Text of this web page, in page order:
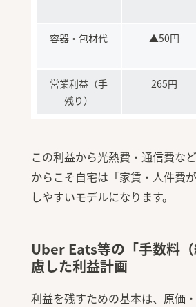
容器・包材代 ▲50円
営業利益（手
残り）
265円
この利益から光熱費・通信費な
からこそ自宅は「家賃・人件費
しやすいモデルになります。
Uber Eats等の「手数料
慮した利益計画
利益を残すための基本は、原価